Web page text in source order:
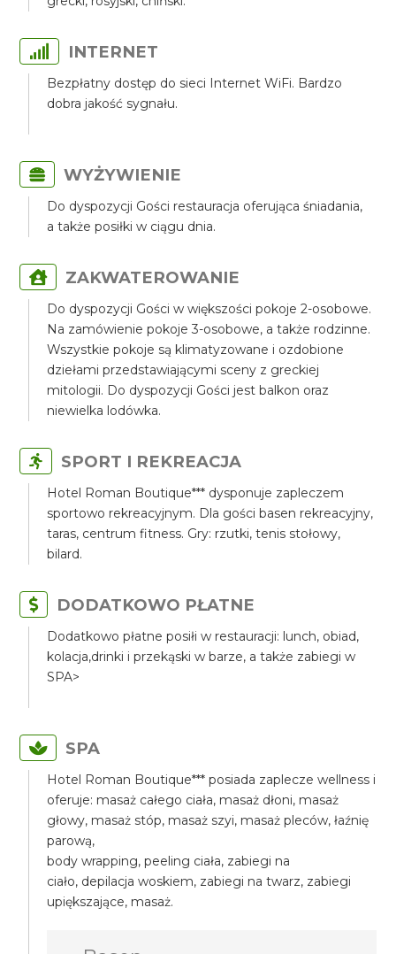
INTERNET
Bezpłatny dostęp do sieci Internet WiFi. Bardzo
dobra jakość sygnału.
WYŻYWIENIE
Do dyspozycji Gości restauracja oferująca śniadania,
a także posiłki w ciągu dnia.
ZAKWATEROWANIE
Do dyspozycji Gości w większości pokoje 2-osobowe.
Na zamówienie pokoje 3-osobowe, a także rodzinne.
Wszystkie pokoje są klimatyzowane i ozdobione
dziełami przedstawiającymi sceny z greckiej
mitologii. Do dyspozycji Gości jest balkon oraz
niewielka lodówka.
SPORT I REKREACJA
Hotel Roman Boutique*** dysponuje zapleczem
sportowo rekreacyjnym. Dla gości basen rekreacyjny,
taras, centrum fitness. Gry: rzutki, tenis stołowy,
bilard.
DODATKOWO PŁATNE
Dodatkowo płatne posiłi w restauracji: lunch, obiad,
kolacja,drinki i przekąski w barze, a także zabiegi w
SPA>
SPA
Hotel Roman Boutique*** posiada zaplecze wellness i
oferuje: masaż całego ciała, masaż dłoni, masaż
głowy, masaż stóp, masaż szyi, masaż pleców, łaźnię
parową,
body wrapping, peeling ciała, zabiegi na
ciało, depilacja woskiem, zabiegi na twarz, zabiegi
upiększające, masaż.